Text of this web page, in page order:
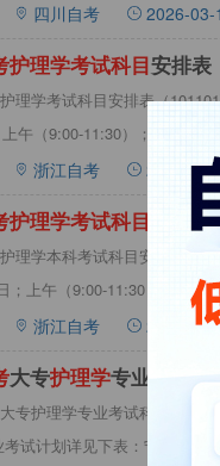
四川自考 2026-03-
护理学考试科目安排表
理学考试科目安排表（
午（9:00-11:30）；下午（
浙江自考 2026-
护理学考试科目 安排
理学本科考试科目安排表（
；上午（9:00-11:30）；下午
浙江自考 2026-
大专护理学专业 科
专护理学专业考试科目，根
试计划详见下表：宁夏自